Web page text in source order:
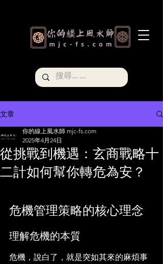
文章
從挑戰到機遇：玄商戰略十
二計如何幫你轉危為安？
你的線上風水師 mjc-fs.com
2025年4月24日
危機管理策略的核心理念
理解危機的本質
危機，說白了，就是突如其來的麻煩事